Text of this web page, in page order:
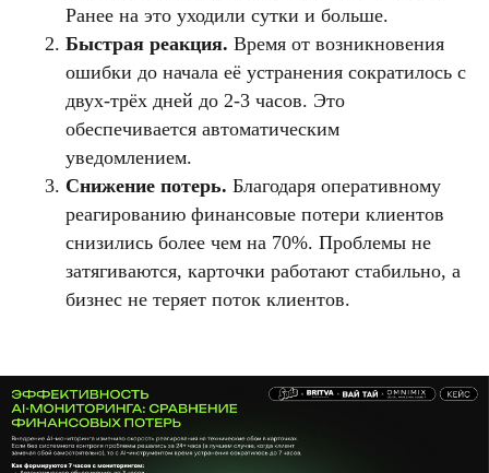
Ранее на это уходили сутки и больше.
Быстрая реакция. Время от возникновения
ошибки до начала её устранения сократилось с
двух-трёх дней до 2-3 часов. Это
обеспечивается автоматическим
уведомлением.
Снижение потерь. Благодаря оперативному
реагированию финансовые потери клиентов
снизились более чем на 70%. Проблемы не
затягиваются, карточки работают стабильно, а
бизнес не теряет поток клиентов.
запуск
рекламы?